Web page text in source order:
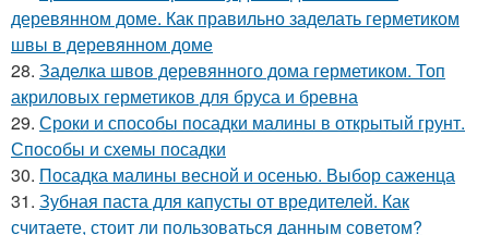
деревянном доме. Как правильно заделать герметиком
швы в деревянном доме
28. Заделка швов деревянного дома герметиком. Топ
акриловых герметиков для бруса и бревна
29. Сроки и способы посадки малины в открытый грунт.
Способы и схемы посадки
30. Посадка малины весной и осенью. Выбор саженца
31. Зубная паста для капусты от вредителей. Как
считаете, стоит ли пользоваться данным советом?